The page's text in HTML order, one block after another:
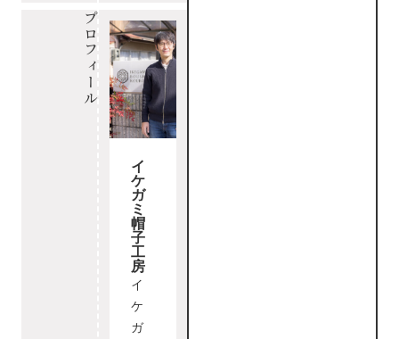
プロフィール
イ
ケ
ガ
ミ
帽
子
工
房
イ
ケ
ガ